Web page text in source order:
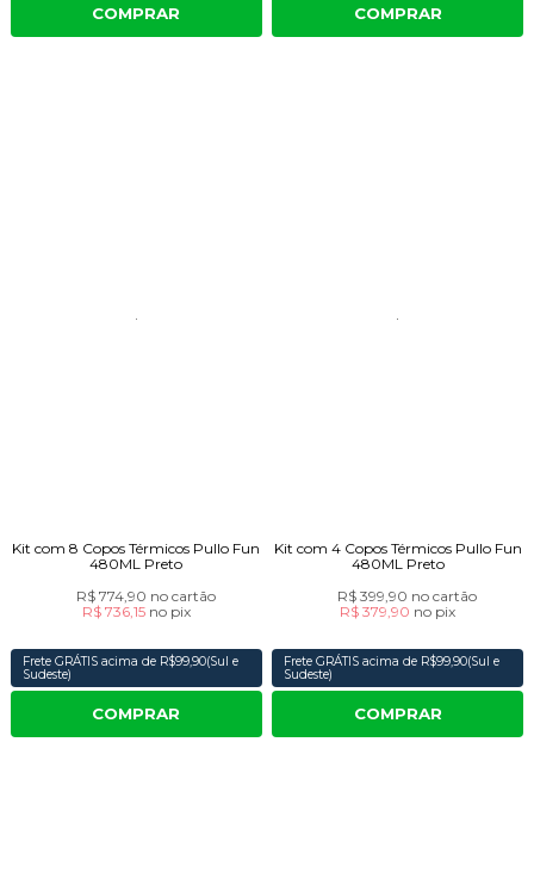
COMPRAR COMPRAR
Kit com 8 Copos Térmicos Pullo Fun
480ML Preto
R$ 774,90 no cartão
R$ 736,15 no pix
Frete GRÁTIS acima de R$99,90(Sul e
Sudeste)
COMPRAR
Kit com 4 Copos Térmicos Pullo Fun
480ML Preto
R$ 399,90 no cartão
R$ 379,90 no pix
Frete GRÁTIS acima de R$99,90(Sul e
Sudeste)
COMPRAR